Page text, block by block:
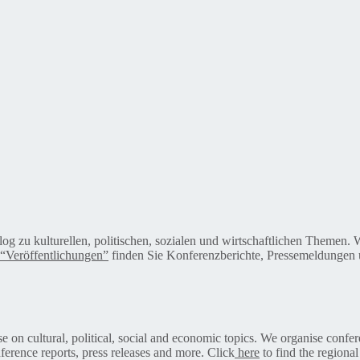
zu kulturellen, politischen, sozialen und wirtschaftlichen Themen.
“Veröffentlichungen” finden Sie Konferenzberichte,
cultural, political, social and economic topics. We organise
reports, press releases and more. Click here to find the